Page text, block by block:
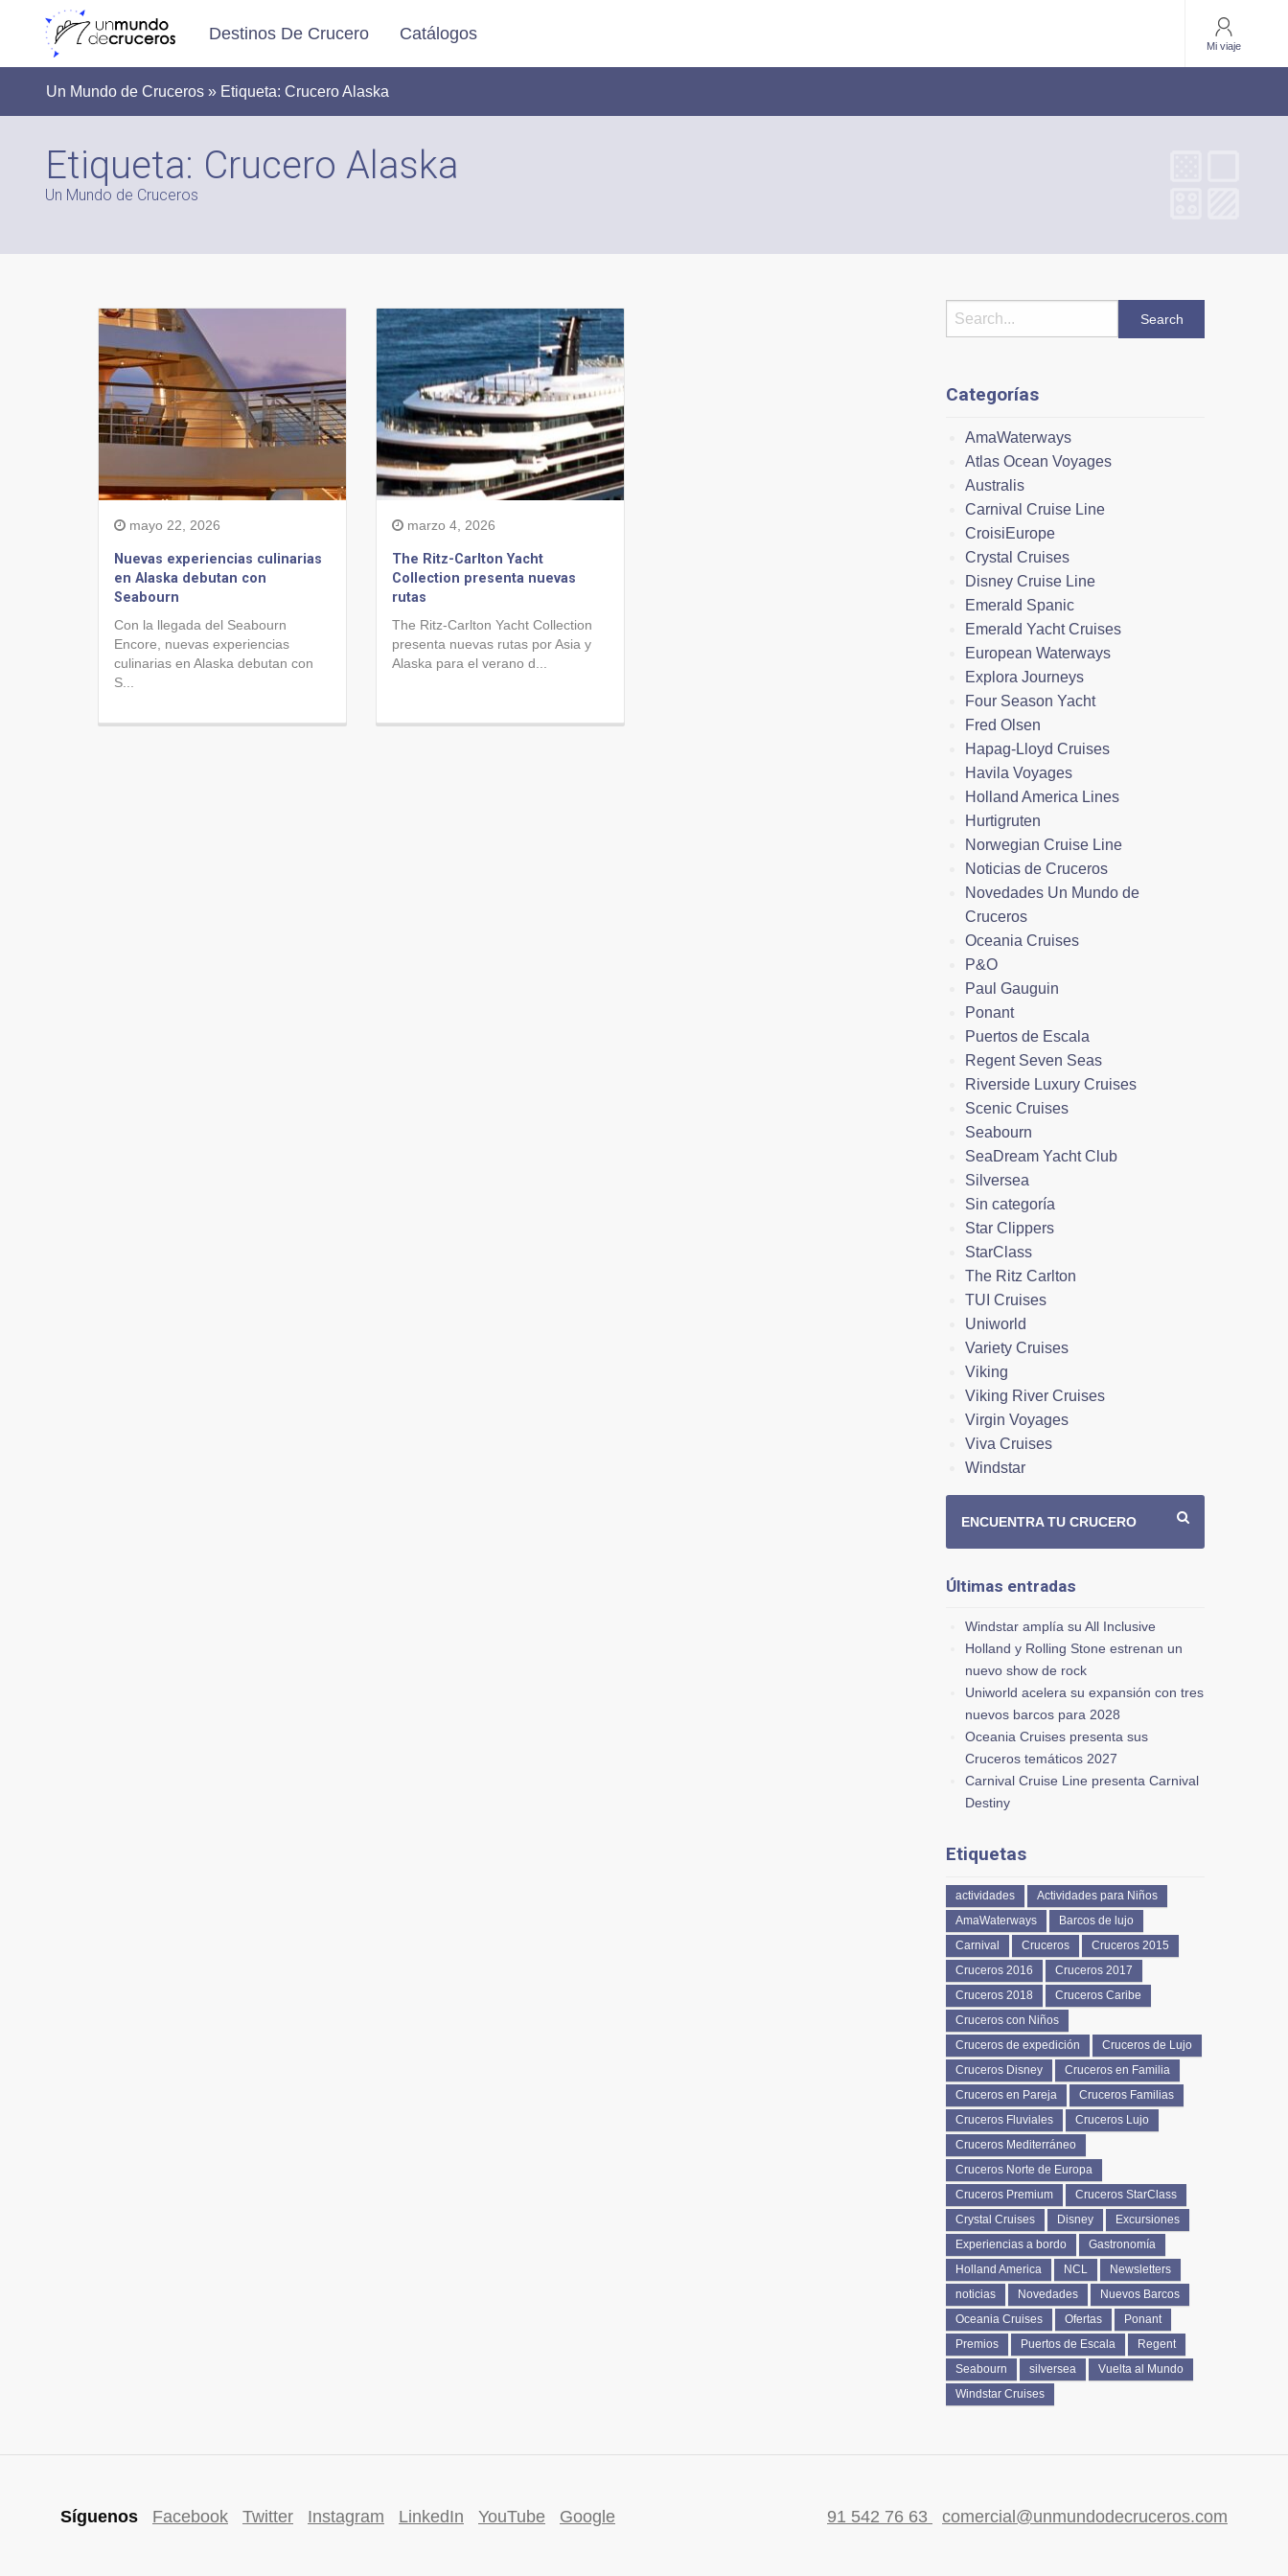
Destinos De Crucero Catálogos
Mi viaje
Un Mundo de Cruceros » Etiqueta: Crucero Alaska
Etiqueta: Crucero Alaska
Un Mundo de Cruceros
mayo 22, 2026
Nuevas experiencias culinarias
en Alaska debutan con
Seabourn
Con la llegada del Seabourn
Encore, nuevas experiencias
culinarias en Alaska debutan con
S...
marzo 4, 2026
The Ritz-Carlton Yacht
Collection presenta nuevas
rutas
The Ritz-Carlton Yacht Collection
presenta nuevas rutas por Asia y
Alaska para el verano d...
Categorías
AmaWaterways
Atlas Ocean Voyages
Australis
Carnival Cruise Line
CroisiEurope
Crystal Cruises
Disney Cruise Line
Emerald Spanic
Emerald Yacht Cruises
European Waterways
Explora Journeys
Four Season Yacht
Fred Olsen
Hapag-Lloyd Cruises
Havila Voyages
Holland America Lines
Hurtigruten
Norwegian Cruise Line
Noticias de Cruceros
Novedades Un Mundo de
Cruceros
Oceania Cruises
P&O
Paul Gauguin
Ponant
Puertos de Escala
Regent Seven Seas
Riverside Luxury Cruises
Scenic Cruises
Seabourn
SeaDream Yacht Club
Silversea
Sin categoría
Star Clippers
StarClass
The Ritz Carlton
TUI Cruises
Uniworld
Variety Cruises
Viking
Viking River Cruises
Virgin Voyages
Viva Cruises
Windstar
ENCUENTRA TU CRUCERO
Últimas entradas
Windstar amplía su All Inclusive
Holland y Rolling Stone estrenan un
nuevo show de rock
Uniworld acelera su expansión con tres
nuevos barcos para 2028
Oceania Cruises presenta sus
Cruceros temáticos 2027
Carnival Cruise Line presenta Carnival
Destiny
Etiquetas
actividades
Actividades para Niños
AmaWaterways
Barcos de lujo
Carnival
Cruceros
Cruceros 2015
Cruceros 2016
Cruceros 2017
Cruceros 2018
Cruceros Caribe
Cruceros con Niños
Cruceros de expedición
Cruceros de Lujo
Cruceros Disney
Cruceros en Familia
Cruceros en Pareja
Cruceros Familias
Cruceros Fluviales
Cruceros Lujo
Cruceros Mediterráneo
Cruceros Norte de Europa
Cruceros Premium
Cruceros StarClass
Crystal Cruises
Disney
Excursiones
Experiencias a bordo
Gastronomía
Holland America
NCL
Newsletters
noticias
Novedades
Nuevos Barcos
Oceania Cruises
Ofertas
Ponant
Premios
Puertos de Escala
Regent
Seabourn
silversea
Vuelta al Mundo
Windstar Cruises
Síguenos Facebook Twitter Instagram LinkedIn YouTube Google 91 542 76 63 comercial@unmundodecruceros.com